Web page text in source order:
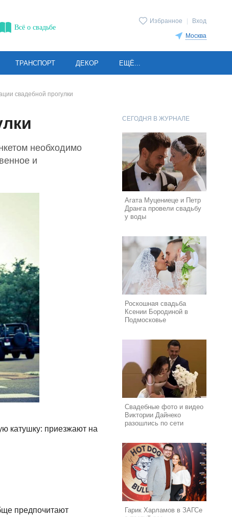
Избранное Вход
Москва
Всё о свадьбе
ТРАНСПОРТ ДЕКОР ЕЩЁ...
свадебной прогулки
необходимо
и
катушку: приезжают на
предпочитают
СЕГОДНЯ В ЖУРНАЛЕ
Агата Муцениеце и Петр
Дранга провели свадьбу
у воды
Роскошная свадьба
Ксении Бородиной в
Подмосковье
Свадебные фото и видео
Виктории Дайнеко
разошлись по сети
Гарик Харламов в ЗАГСе